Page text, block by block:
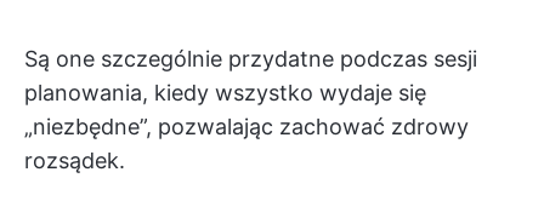
Są one szczególnie przydatne podczas sesji
planowania, kiedy wszystko wydaje się
„niezbędne”, pozwalając zachować zdrowy
rozsądek.